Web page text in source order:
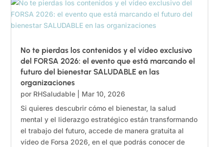
No te pierdas los contenidos y el vídeo exclusivo
del FORSA 2026: el evento que está marcando el
futuro del bienestar SALUDABLE en las
organizaciones
por RHSaludable
Mar 10, 2026
Si quieres descubrir cómo el bienestar, la salud
mental y el liderazgo estratégico están transformando
el trabajo del futuro, accede de manera gratuita al
vídeo de Forsa 2026, en el que podrás conocer de